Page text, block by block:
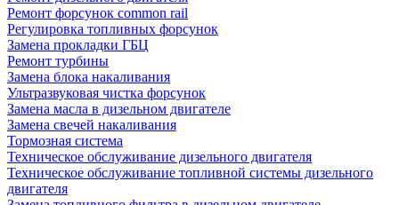
Ремонт форсунок common rail
Регулировка топливных форсунок
Замена прокладки ГБЦ
Ремонт турбины
Замена блока накаливания
Ультразвуковая чистка форсунок
Замена масла в дизельном двигателе
Замена свечей накаливания
Тормозная система
Техническое обслуживание дизельного двигателя
Техническое обслуживание топливной системы дизельного
двигателя